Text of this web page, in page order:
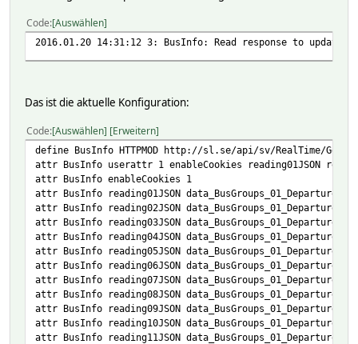
"DisplayTime": "12:16",
"Deviations": [],
"CurrentServerTime": "11:24",
"StopPointDeviations": [],
"GroupId": "Bergsunds strand#10961",
"JourneyProduct": 8
}
],
"TrainGroups": [],
"TranCityTypes": [],
"TramTypes": [],
"MetroRedGroups": [],
"MetroGreenGroups": [],
"MetroBlueGroups": [],
"ShipGroups": [],
"HasStopPointDeviations": false,
"LastUpdate": "11:23",
"Error": null,
"HasResultData": true
Code Auswählen
2016.01.20 14:31:12 3: BusInfo: Read response to update
Das ist die aktuelle Konfiguration:
Code Auswählen Erweitern
define BusInfo HTTPMOD http://sl.se/api/sv/RealTime/
attr BusInfo userattr 1 enableCookies reading01JSON
attr BusInfo enableCookies 1
attr BusInfo reading01JSON
attr BusInfo reading02JSON
attr BusInfo reading03JSON
attr BusInfo reading04JSON
attr BusInfo reading05JSON
attr BusInfo reading06JSON
attr BusInfo reading07JSON
attr BusInfo reading08JSON
attr BusInfo reading09JSON
attr BusInfo reading10JSON
attr BusInfo reading11JSON